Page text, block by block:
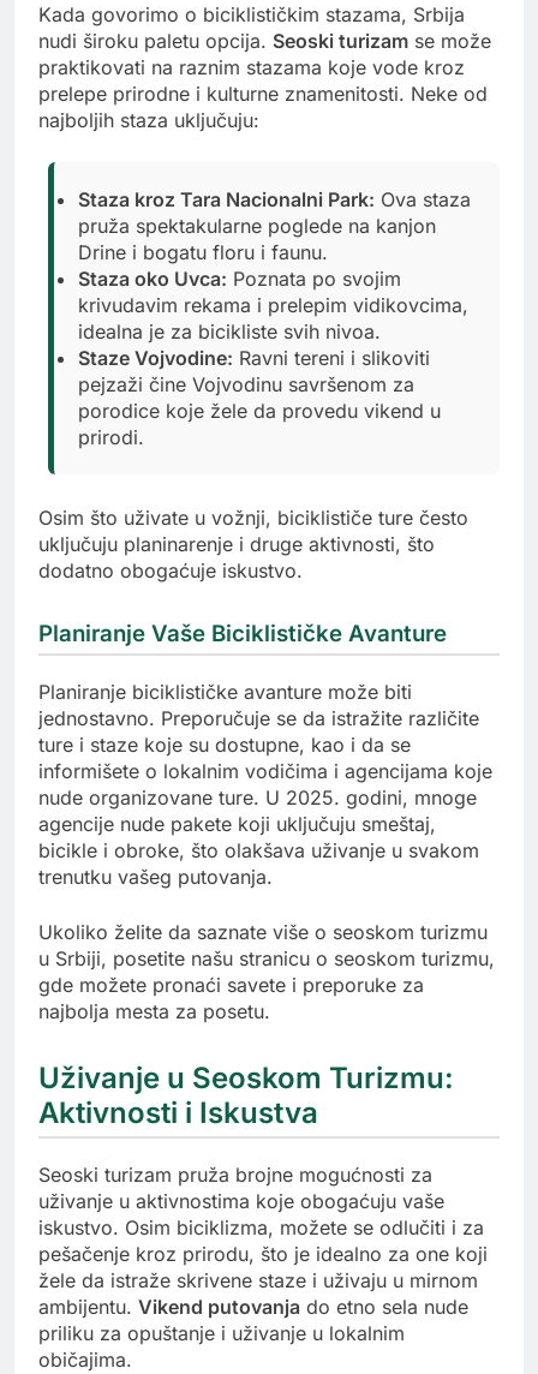
Kada govorimo o biciklističkim stazama, Srbija
nudi široku paletu opcija. Seoski turizam se može
praktikovati na raznim stazama koje vode kroz
prelepe prirodne i kulturne znamenitosti. Neke od
najboljih staza uključuju:
Staza kroz Tara Nacionalni Park: Ova staza
pruža spektakularne poglede na kanjon
Drine i bogatu floru i faunu.
Staza oko Uvca: Poznata po svojim
krivudavim rekama i prelepim vidikovcima,
idealna je za bicikliste svih nivoa.
Staze Vojvodine: Ravni tereni i slikoviti
pejzaži čine Vojvodinu savršenom za
porodice koje žele da provedu vikend u
prirodi.
Osim što uživate u vožnji, biciklističe ture često
uključuju planinarenje i druge aktivnosti, što
dodatno obogaćuje iskustvo.
Planiranje Vaše Biciklističke Avanture
Planiranje biciklističke avanture može biti
jednostavno. Preporučuje se da istražite različite
ture i staze koje su dostupne, kao i da se
informišete o lokalnim vodičima i agencijama koje
nude organizovane ture. U 2025. godini, mnoge
agencije nude pakete koji uključuju smeštaj,
bicikle i obroke, što olakšava uživanje u svakom
trenutku vašeg putovanja.
Ukoliko želite da saznate više o seoskom turizmu
u Srbiji, posetite našu stranicu o seoskom turizmu,
gde možete pronaći savete i preporuke za
najbolja mesta za posetu.
Uživanje u Seoskom Turizmu:
Aktivnosti i Iskustva
Seoski turizam pruža brojne mogućnosti za
uživanje u aktivnostima koje obogaćuju vaše
iskustvo. Osim biciklizma, možete se odlučiti i za
pešačenje kroz prirodu, što je idealno za one koji
žele da istraže skrivene staze i uživaju u mirnom
ambijentu. Vikend putovanja do etno sela nude
priliku za opuštanje i uživanje u lokalnim
običajima.